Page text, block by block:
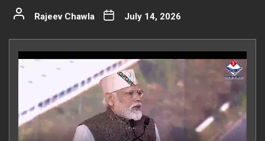
Rajeev Chawla July 14, 2026